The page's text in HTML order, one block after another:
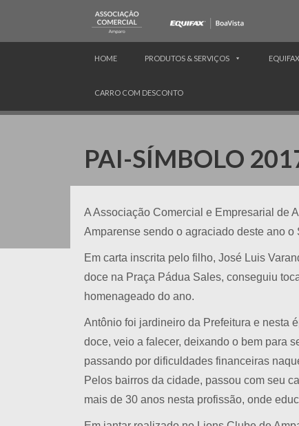
HOME PRODUTOS & SERVIÇOS
CARRO COM DESCONTO
PAI-SÍMBOLO
A Associação Comercial e Empresarial de
Amparense sendo o agraciado deste ano o
Em carta inscrita pelo filho, José Luis
doce na Praça Pádua Sales, conseguiu
homenageado do ano.
Antônio foi jardineiro da Prefeitura e nesta
doce, veio a falecer, deixando o bem para
passando por dificuldades financeiras
Pelos bairros da cidade, passou com seu
mais de 30 anos nesta profissão, onde